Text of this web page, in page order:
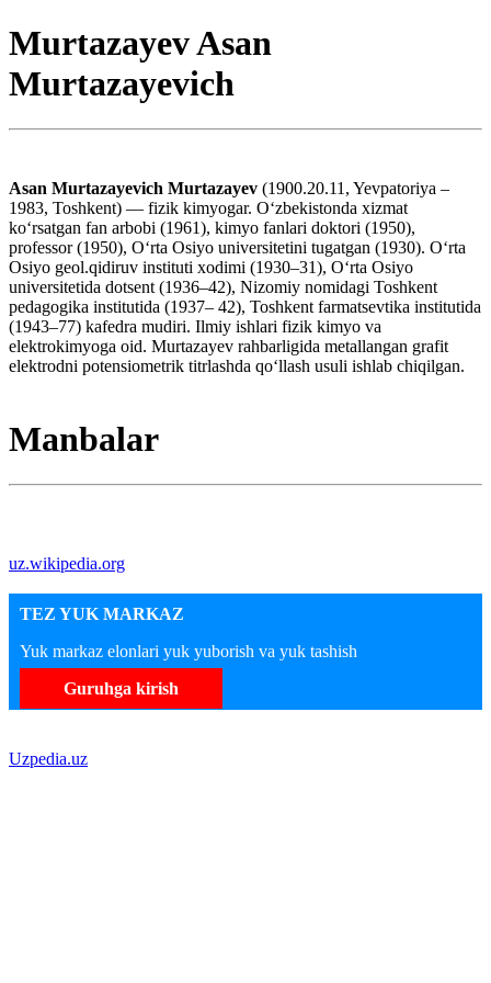
Murtazayev Asan
Murtazayevich
Asan Murtazayevich Murtazayev (1900.20.11, Yevpatoriya –
1983, Toshkent) — fizik kimyogar. Oʻzbekistonda xizmat
koʻrsatgan fan arbobi (1961), kimyo fanlari doktori (1950),
professor (1950), Oʻrta Osiyo universitetini tugatgan (1930). Oʻrta
Osiyo geol.qidiruv instituti xodimi (1930–31), Oʻrta Osiyo
universitetida dotsent (1936–42), Nizomiy nomidagi Toshkent
pedagogika institutida (1937– 42), Toshkent farmatsevtika institutida
(1943–77) kafedra mudiri. Ilmiy ishlari fizik kimyo va
elektrokimyoga oid. Murtazayev rahbarligida metallangan grafit
elektrodni potensiometrik titrlashda qoʻllash usuli ishlab chiqilgan.
Manbalar
uz.wikipedia.org
TEZ YUK MARKAZ
Yuk markaz elonlari yuk yuborish va yuk tashish
Guruhga kirish
Uzpedia.uz